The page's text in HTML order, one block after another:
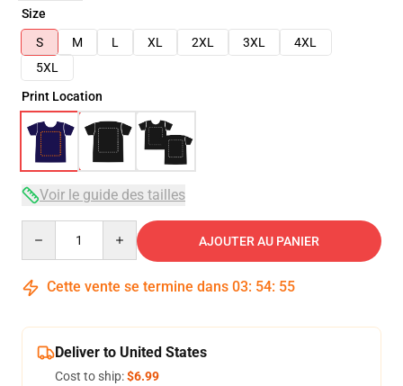
Size
S
M L XL 2XL 3XL
4XL
5XL
Print Location
Voir le guide des tailles
AJOUTER AU PANIER
Cette vente se termine dans 03: 54: 54
Deliver to United States
Cost to ship:$6.99